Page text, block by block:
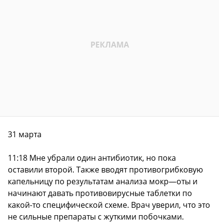
31 марта
11:18 Мне убрали один антибиотик, но пока
оставили второй. Также вводят противогрибковую
капельницу по результатам анализа мокр—оты и
начинают давать противовирусные таблетки по
какой-то специфической схеме. Врач уверил, что это
не сильные препараты с жуткими побочками.